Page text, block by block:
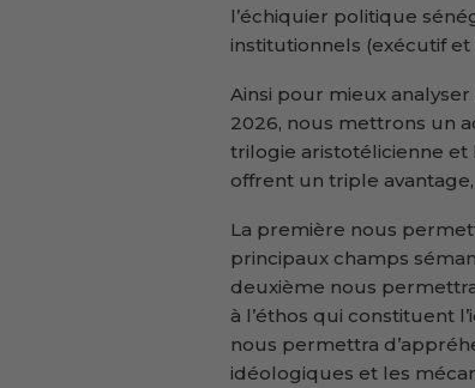
l’échiquier politique
institutionnels (exécutif et
Ainsi pour mieux
2026, nous mettrons un
trilogie aristotélicienne et
offrent un triple
La première nous
principaux champs
deuxième nous
à l’éthos qui constituent
nous permettra
idéologiques et les